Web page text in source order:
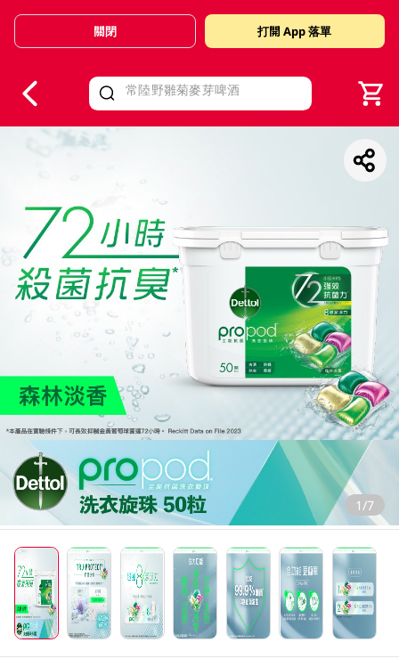
Valid Until 30 June 2026
關閉 打開 App 落單
1/7